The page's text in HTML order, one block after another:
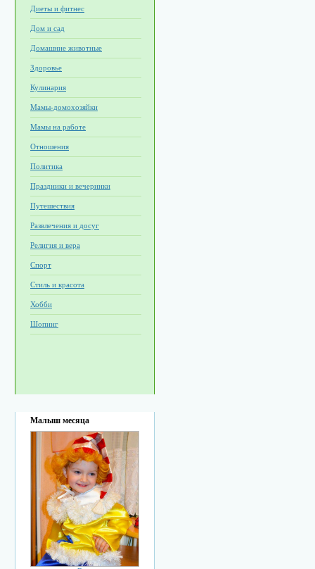
Диеты и фитнес
Дом и сад
Домашние животные
Здоровье
Кулинария
Мамы-домохозяйки
Мамы на работе
Отношения
Политика
Праздники и вечеринки
Путешествия
Развлечения и досуг
Религия и вера
Спорт
Стиль и красота
Хобби
Шопинг
Малыш месяца